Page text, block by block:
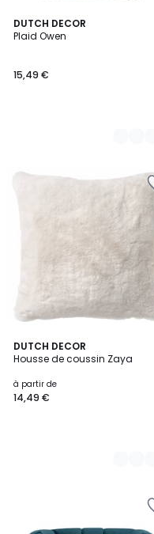
DUTCH DECOR
Plaid Owen
15,49 €
15
Couleurs
DUTCH DECOR
Housse de coussin Zaya
à partir de
14,49 €
20
Couleurs